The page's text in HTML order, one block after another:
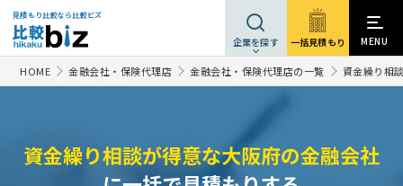
見積もり比較なら比較ビズ
企業を探す 一括見積もり MENU
HOME 金融会社・保険代理店 金融会社・保険代理店の一覧 資金繰り相
資金繰り相談が得意な大阪府の金融会社